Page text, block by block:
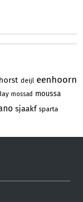
deijl eenhoorn
mossad moussa
sjaakf sparta